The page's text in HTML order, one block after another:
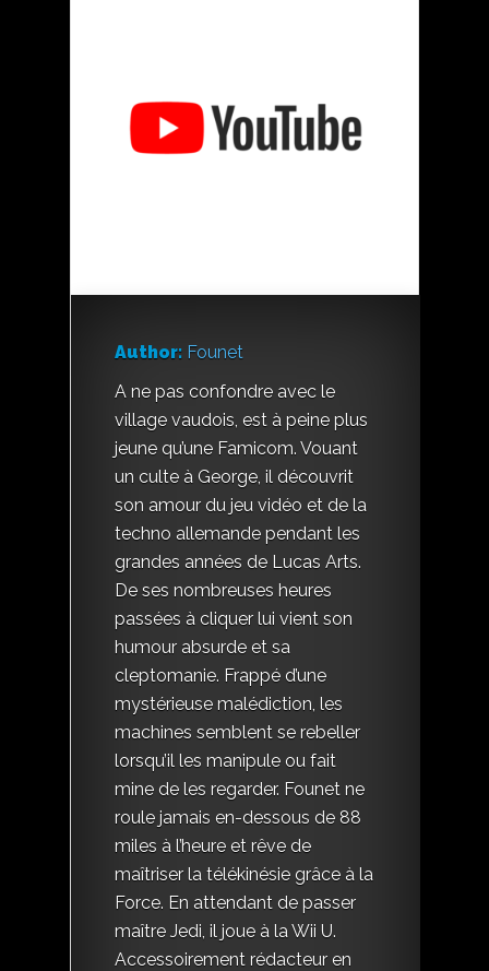
Author: Founet
A ne pas confondre avec le
village vaudois, est à peine plus
jeune qu’une Famicom. Vouant
un culte à George, il découvrit
son amour du jeu vidéo et de la
techno allemande pendant les
grandes années de Lucas Arts.
De ses nombreuses heures
passées à cliquer lui vient son
humour absurde et sa
cleptomanie. Frappé d’une
mystérieuse malédiction, les
machines semblent se rebeller
lorsqu’il les manipule ou fait
mine de les regarder. Founet ne
roule jamais en-dessous de 88
miles à l’heure et rêve de
maîtriser la télékinésie grâce à la
Force. En attendant de passer
maître Jedi, il joue à la Wii U.
Accessoirement rédacteur en